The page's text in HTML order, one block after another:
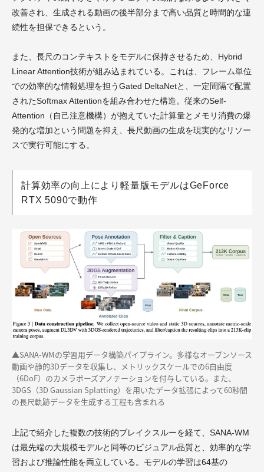
改善され、生成される動画の後半部分まで高い品質と時間的な連
続性を担保できるという。
また、長尺のコンテキストをモデルに保持させるため、Hybrid
Linear Attention技術が組み込まれている。これは、フレーム単位
での効率的な情報処理を担うGated DeltaNetと、一定間隔で配置
されたSoftmax Attentionを組み合わせた構造。従来のSelf-
Attention（自己注意機構）が抱えていた計算量とメモリ消費の爆
発的な増加という問題を抑え、長尺動画の生成を現実的なリソー
スで実行可能にする。
計算効率の向上により軽量版モデルはGeForce
RTX 5090で動作
▲SANA-WMの学習用データ構築パイプライン。多様なオープンソース
動画や静的3Dデータを収集し、メトリックスケールでの6自由度
（6DoF）のカメラポーズアノテーションを付与している。また、
3DGS（3D Gaussian Splatting）を用いたデータ拡張によって60秒間
の長尺軌跡データを生成する工程も含まれる
上記で紹介した複数の技術的ブレイクスルーを経て、SANA-WM
は最先端の大規模モデルと同等のビジュアル品質と、効率的な学
習および推論性能を両立している。モデルの学習は64基の